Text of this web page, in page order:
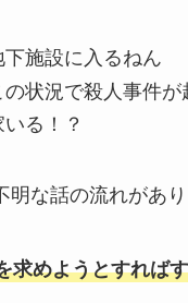
下施設に入るねん
状況で殺人事件が
る！？
明な話の流れがあり
求めようとすれば